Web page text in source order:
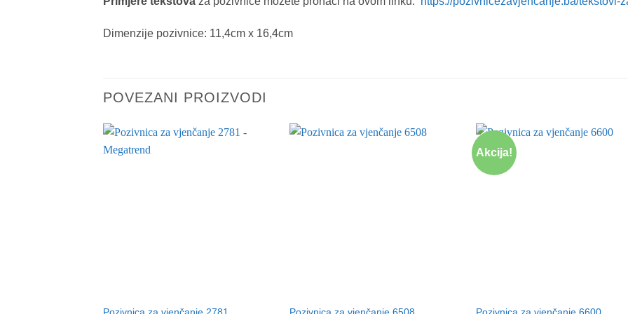
Dimenzije pozivnice: 11,4cm x 16,4cm
POVEZANI PROIZVODI
Akcija!